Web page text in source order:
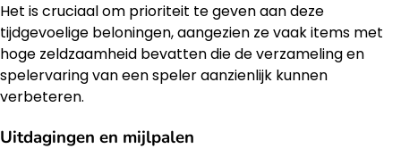
Het is cruciaal om prioriteit te geven aan deze
tijdgevoelige beloningen, aangezien ze vaak items met
hoge zeldzaamheid bevatten die de verzameling en
spelervaring van een speler aanzienlijk kunnen
verbeteren.
Uitdagingen en mijlpalen